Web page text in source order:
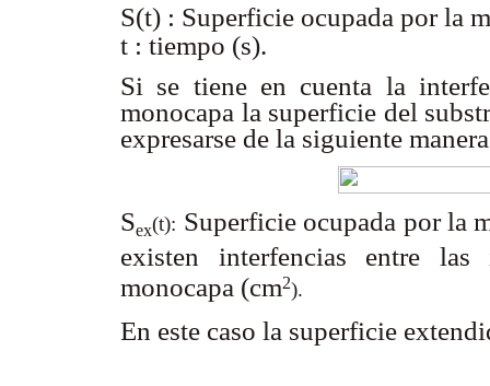
S(t) : Superficie ocupada por la
t : tiempo (s).
Si se tiene en cuenta la
monocapa la superficie del
expresarse de la siguiente
Sex(t): Superficie ocupada por la
existen interfencias entre
monocapa (cm2).
En este caso la superficie